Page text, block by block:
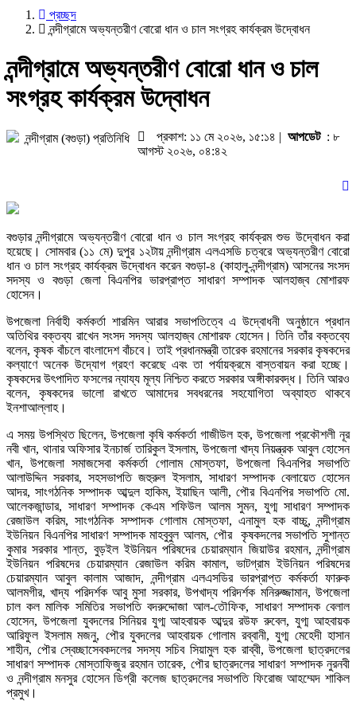
চাকরি ফেরত পাওয়া দুদকের সেই শরীফ তিনবার
শিবগঞ্জে কৃষকদের মাঝে এয়ার ফ্লো মেশিন
জোড়াতালির ক্রিকেটে ভরাডুবি বাংলাদেশের,
ফুটবলার ঋতুপর্ণার অসুস্থ মায়ের পাশে দাঁড়ালেন
অন্ধকারে লুকিয়ে আছে এক ভয়ংকর সত্য:
আল্লাহ আপনাদের বিচার করবেন: ডিপজল
প্রচ্ছদ
নন্দীগ্রামে অভ্যন্তরীণ বোরো ধান ও চাল সংগ্রহ কার্যক্রম উদ্বোধন
নন্দীগ্রামে অভ্যন্তরীণ বোরো ধান ও চাল
সংগ্রহ কার্যক্রম উদ্বোধন
নন্দীগ্রাম (বগুড়া) প্রতিনিধি প্রকাশ: ১১ মে ২০২৬, ১৫:১৪ | আপডেট: ৮
আগস্ট ২০২৬, ০৪:৪২
বগুড়ার নন্দীগ্রামে অভ্যন্তরীণ বোরো ধান ও চাল সংগ্রহ কার্যক্রম শুভ উদ্বোধন করা
হয়েছে। সোমবার (১১ মে) দুপুর ১২টায় নন্দীগ্রাম এলএসডি চত্বরে অভ্যন্তরীণ বোরো
ধান ও চাল সংগ্রহ কার্যক্রম উদ্বোধন করেন বগুড়া-৪ (কাহালু-নন্দীগ্রাম) আসনের সংসদ
সদস্য ও বগুড়া জেলা বিএনপির ভারপ্রাপ্ত সাধারণ সম্পাদক আলহাজ্ব মোশারফ
হোসেন।
উপজেলা নির্বাহী কর্মকর্তা শারমিন আরার সভাপতিত্বে এ উদ্বোধনী অনুষ্ঠানে প্রধান
অতিথির বক্তব্য রাখেন সংসদ সদস্য আলহাজ্ব মোশারফ হোসেন। তিনি তাঁর বক্তব্যে
বলেন, কৃষক বাঁচলে বাংলাদেশ বাঁচবে। তাই প্রধানমন্ত্রী তারেক রহমানের সরকার কৃষকদের
কল্যাণে অনেক উদ্যোগ গ্রহণ করেছে এবং তা পর্যায়ক্রমে বাস্তবায়ন করা হচ্ছে।
কৃষকদের উৎপাদিত ফসলের ন্যায্য মূল্য নিশ্চিত করতে সরকার অঙ্গীকারবদ্ধ। তিনি আরও
বলেন, কৃষকদের ভালো রাখতে আমাদের সবধরনের সহযোগিতা অব্যাহত থাকবে
ইনশাআল্লাহ।
এ সময় উপস্থিত ছিলেন, উপজেলা কৃষি কর্মকর্তা গাজীউল হক, উপজেলা প্রকৌশলী নূর
নবী খান, থানার অফিসার ইনচার্জ তারিকুল ইসলাম, উপজেলা খাদ্য নিয়ন্ত্রক আবুল হোসেন
খান, উপজেলা সমাজসেবা কর্মকর্তা গোলাম মোস্তফা, উপজেলা বিএনপির সভাপতি
আলাউদ্দিন সরকার, সহসভাপতি জহুরুল ইসলাম, সাধারণ সম্পাদক বেলায়েত হোসেন
আদর, সাংগঠনিক সম্পাদক আব্দুল হাকিম, ইয়াছিন আলী, পৌর বিএনপির সভাপতি মো.
আলেকজান্ডার, সাধারণ সম্পাদক কেএম শফিউল আলম সুমন, যুগ্ম সাধারণ সম্পাদক
রেজাউল করিম, সাংগঠনিক সম্পাদক গোলাম মোস্তফা, এনামুল হক বাচ্চু, নন্দীগ্রাম
ইউনিয়ন বিএনপির সাধারণ সম্পাদক মাহবুবুল আলম, পৌর কৃষকদলের সভাপতি সুশান্ত
কুমার সরকার শান্ত, বুড়ইল ইউনিয়ন পরিষদের চেয়ারম্যান জিয়াউর রহমান, নন্দীগ্রাম
ইউনিয়ন পরিষদের চেয়ারম্যান রেজাউল করিম কামাল, ভাটগ্রাম ইউনিয়ন পরিষদের
চেয়ারম্যান আবুল কালাম আজাদ, নন্দীগ্রাম এলএসডির ভারপ্রাপ্ত কর্মকর্তা ফারুক
আলমগীর, খাদ্য পরিদর্শক আবু মুসা সরকার, উপখাদ্য পরিদর্শক মনিরুজ্জামান, উপজেলা
চাল কল মালিক সমিতির সভাপতি বদরুদ্দোজা আল-তৌফিক, সাধারণ সম্পাদক বেলাল
হোসেন, উপজেলা যুবদলের সিনিয়র যুগ্ম আহবায়ক আব্দুর রউফ রুবেল, যুগ্ম আহবায়ক
আরিফুল ইসলাম মজনু, পৌর যুবদলের আহবায়ক গোলাম রব্বানী, যুগ্ম মেহেদী হাসান
শাহীন, পৌর স্বেচ্ছাসেবকদলের সদস্য সচিব সিয়ামুল হক রাব্বী, উপজেলা ছাত্রদলের
সাধারণ সম্পাদক মোস্তাফিজুর রহমান তারেক, পৌর ছাত্রদলের সাধারণ সম্পাদক নুরনবী
ও নন্দীগ্রাম মনসুর হোসেন ডিগ্রী কলেজ ছাত্রদলের সভাপতি ফিরোজ আহম্মেদ শাকিল
প্রমুখ।